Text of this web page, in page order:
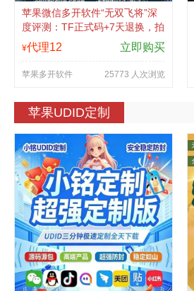
苹果微信多开软件“无双飞将”深
度评测：TF正式码+7天退换，拍
拍卡激活码商城正品保障
¥代理12 立即购买
苹果多开软件 25773 人次浏览
苹果UDID定制